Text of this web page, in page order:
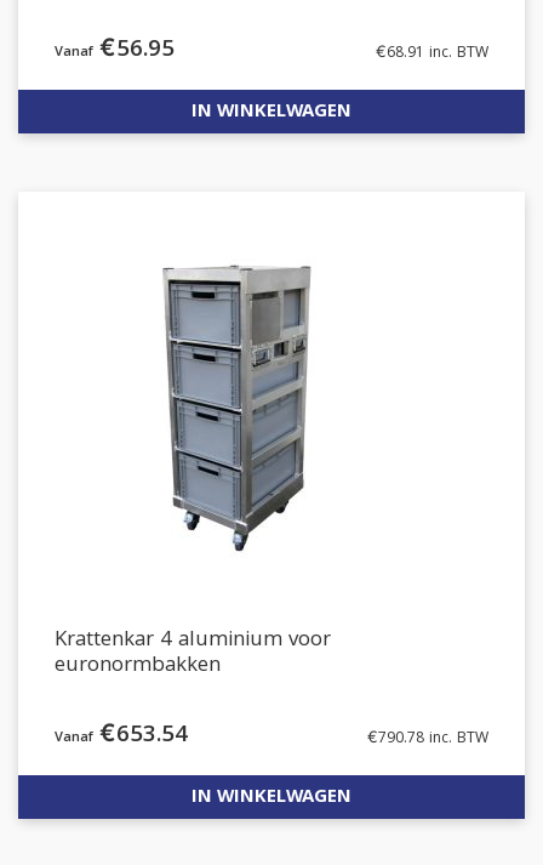
€56.95 €68.91 inc. BTW
IN WINKELWAGEN
Krattenkar 4 aluminium voor
euronormbakken
€653.54 €790.78 inc. BTW
IN WINKELWAGEN